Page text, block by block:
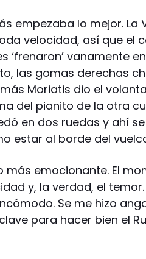
empezaba lo mejor. La
velocidad, así que el
‘frenaron’ vanamente
las gomas derechas
Moriatis dio el
del pianito de la otra
en dos ruedas y ahí
estar al borde del
más emocionante. El
y, la verdad, el
Se me hizo
para hacer bien el